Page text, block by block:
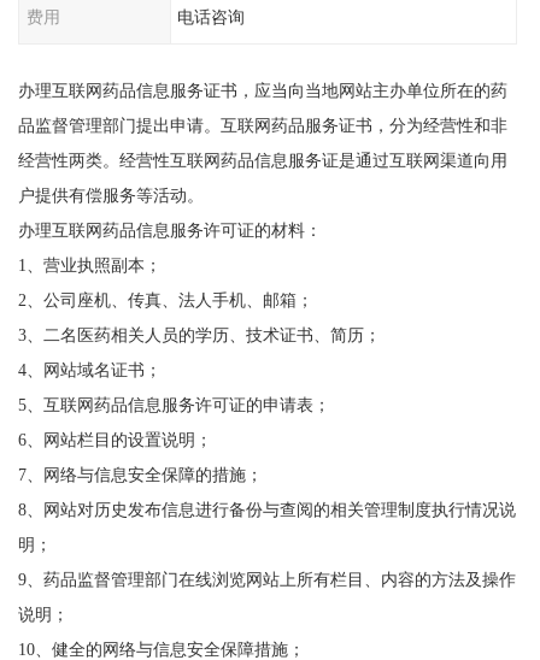
费用 电话咨询
办理互联网药品信息服务证书，应当向当地网站主办单位所在的药
品监督管理部门提出申请。互联网药品服务证书，分为经营性和非
经营性两类。经营性互联网药品信息服务证是通过互联网渠道向用
户提供有偿服务等活动。
办理互联网药品信息服务许可证的材料：
1、营业执照副本；
2、公司座机、传真、法人手机、邮箱；
3、二名医药相关人员的学历、技术证书、简历；
4、网站域名证书；
5、互联网药品信息服务许可证的申请表；
6、网站栏目的设置说明；
7、网络与信息安全保障的措施；
8、网站对历史发布信息进行备份与查阅的相关管理制度执行情况说
明；
9、药品监督管理部门在线浏览网站上所有栏目、内容的方法及操作
说明；
10、健全的网络与信息安全保障措施；